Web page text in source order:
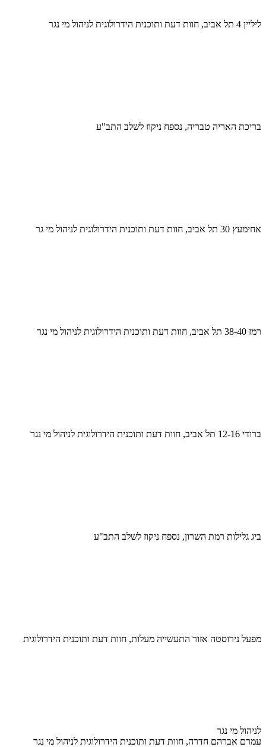
ליליין 4 תל אביב, חוות דעת ותוכנית הידרולוגית לניהול מי נגר
בריכת האריה טבריה, נספח ניקוז לשלב התב"ע
אחימעץ 30 תל אביב, חוות דעת ותוכנית הידרולוגית לניהול מי גר
רמז 38-40 תל אביב, חוות דעת ותוכנית הידרולוגית לניהול מי נגר
ברודי 12-16 תל אביב, חוות דעת ותוכנית הידרולוגית לניהול מי נגר
ביג גלילות רמת השרון, נספח ניקוז לשלב התב"ע
מפעל נירוסטה אזור התעשייה מעלות, חוות דעת ותוכנית הידרולוגית
לניהול מי נגר
עמרם אברהם חדרה, חוות דעת ותוכנית הידרולוגית לניהול מי נגר